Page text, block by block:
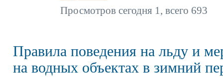
Просмотров сегодня 1, всего 693
Правила поведения на льду и
на водных объектах в зимний